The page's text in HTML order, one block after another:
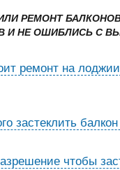
РЕМОНТ
И НЕ ОШИБЛИСЬ С
ремонт на
застеклить
чтобы